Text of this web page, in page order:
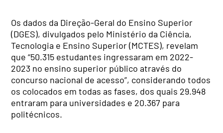
Os dados da Direção-Geral do Ensino Superior
(DGES), divulgados pelo Ministério da Ciência,
Tecnologia e Ensino Superior (MCTES), revelam
que “50.315 estudantes ingressaram em 2022-
2023 no ensino superior público através do
concurso nacional de acesso”, considerando todos
os colocados em todas as fases, dos quais 29.948
entraram para universidades e 20.367 para
politécnicos.